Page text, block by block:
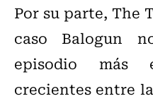
Por su parte, The
caso Balogun
episodio más
crecientes entre